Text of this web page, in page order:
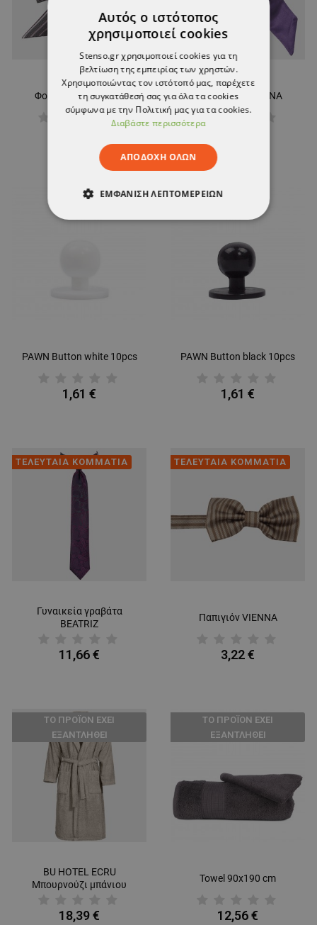
Φουλάρι ARMANDO Φουλάρι KREMONA
PAWN Button white 10pcs
1,61 €
PAWN Button black 10pcs
1,61 €
ΤΕΛΕΥΤΑΙΑ ΚΟΜΜΑΤΙΑ
Γυναικεία γραβάτα
BEATRIZ
11,66 €
ΤΕΛΕΥΤΑΙΑ ΚΟΜΜΑΤΙΑ
Παπιγιόν VIENNA
3,22 €
ТΟ ΠΡΟΪΌΝ ΈΧΕΙ
ΕΞΑΝΤΛΗΘΕΊ
BU HOTEL ECRU
Μπουρνούζι μπάνιου
18,39 €
ТΟ ΠΡΟΪΌΝ ΈΧΕΙ
ΕΞΑΝΤΛΗΘΕΊ
Towel 90x190 cm
12,56 €
Αυτός ο ιστότοπος
χρησιμοποιεί cookies
Stenso.gr χρησιμοποιεί cookies για τη
βελτίωση της εμπειρίας των χρηστών.
Χρησιμοποιώντας τον ιστότοπό μας, παρέχετε
τη συγκατάθεσή σας για όλα τα cookies
σύμφωνα με την Πολιτική μας για τα cookies.
Διαβάστε περισσότερα
ΑΠΟΔΟΧΉ ΌΛΩΝ
ΕΜΦΆΝΙΣΗ ΛΕΠΤΟΜΕΡΕΙΏΝ
ΣΤΌΧΕΥΣΗΣ